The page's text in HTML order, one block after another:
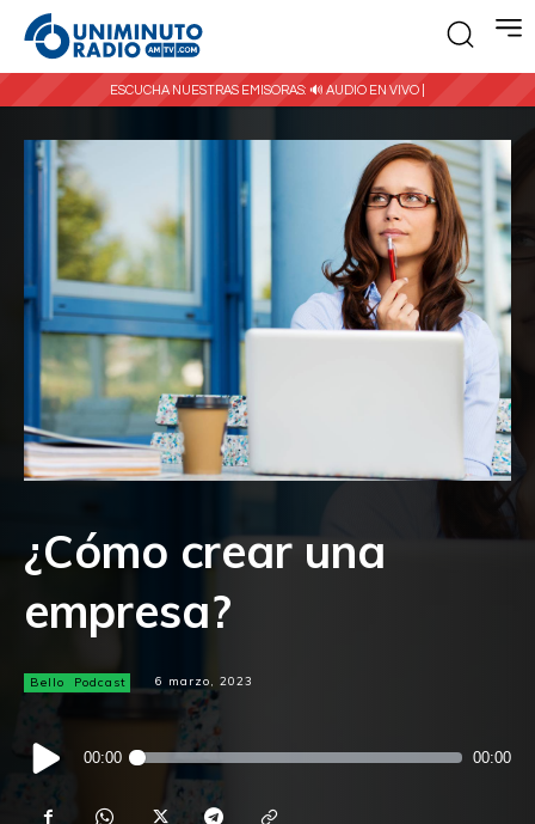
ESCUCHA NUESTRAS EMISORAS: 🔊 AUDIO EN VIVO |
¿Cómo crear una
empresa?
Bello Podcast 6 marzo, 2023
Reproductor
de
audio
00:00 00:00